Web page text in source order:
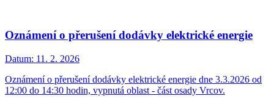
Oznámení o přerušení dodávky elektrické energie
Datum: 11. 2. 2026
Oznámení o přerušení dodávky elektrické energie dne 3.3.2026 od
12:00 do 14:30 hodin, vypnutá oblast - část osady Vrcov.